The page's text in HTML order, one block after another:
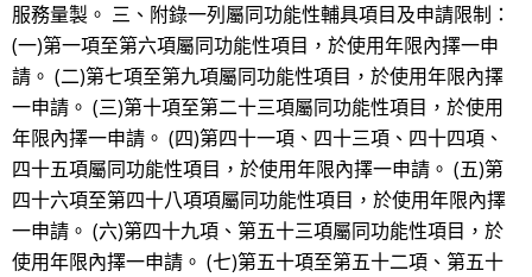
服務量製。 三、附錄一列屬同功能性輔具項目及申請限制：
(一)第一項至第六項屬同功能性項目，於使用年限內擇一申
請。 (二)第七項至第九項屬同功能性項目，於使用年限內擇
一申請。 (三)第十項至第二十三項屬同功能性項目，於使用
年限內擇一申請。 (四)第四十一項、四十三項、四十四項、
四十五項屬同功能性項目，於使用年限內擇一申請。 (五)第
四十六項至第四十八項項屬同功能性項目，於使用年限內擇
一申請。 (六)第四十九項、第五十三項屬同功能性項目，於
使用年限內擇一申請。 (七)第五十項至第五十二項、第五十